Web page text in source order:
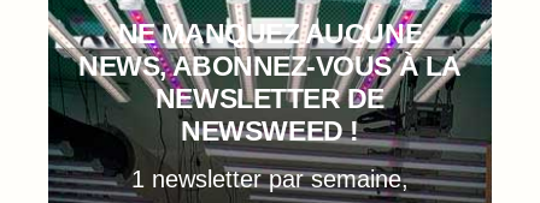
NE MANQUEZ AUCUNE
NEWS, ABONNEZ-VOUS À LA
NEWSLETTER DE
NEWSWEED !
1 newsletter par semaine,